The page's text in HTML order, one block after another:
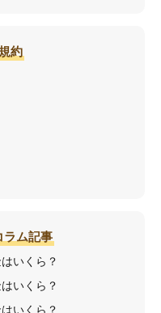
約
ラム記事
いくら？
いくら？
いくら？